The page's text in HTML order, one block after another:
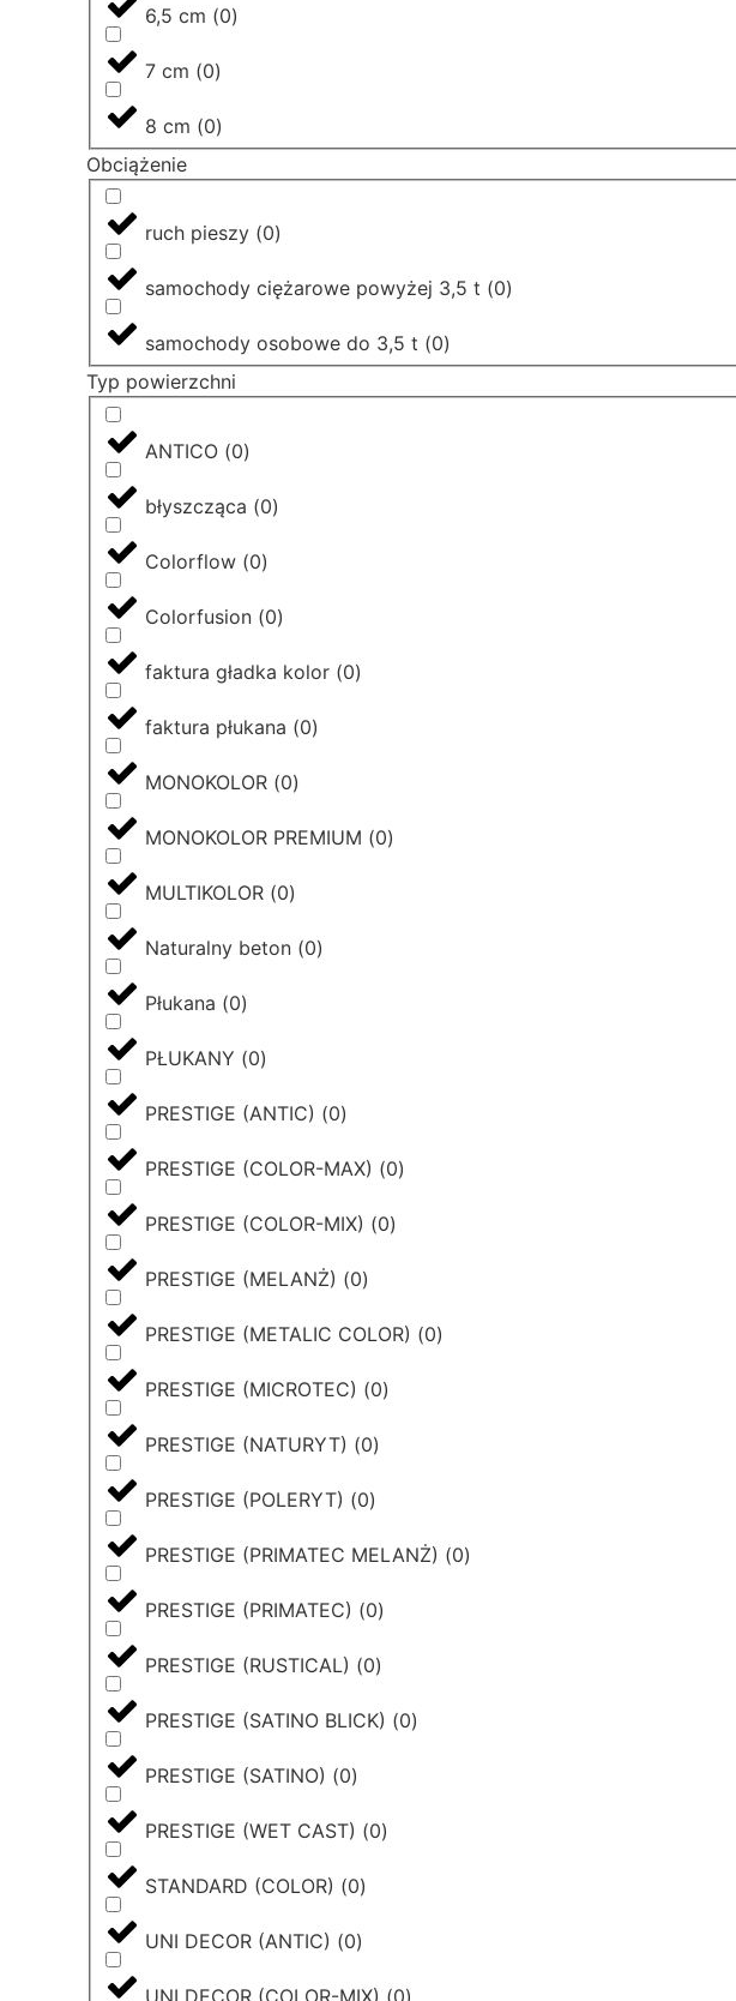
6,5 cm (0)
7 cm (0)
8 cm (0)
Obciążenie
ruch pieszy (0)
samochody ciężarowe powyżej 3,5 t (0)
samochody osobowe do 3,5 t (0)
Typ powierzchni
ANTICO (0)
błyszcząca (0)
Colorflow (0)
Colorfusion (0)
faktura gładka kolor (0)
faktura płukana (0)
MONOKOLOR (0)
MONOKOLOR PREMIUM (0)
MULTIKOLOR (0)
Naturalny beton (0)
Płukana (0)
PŁUKANY (0)
PRESTIGE (ANTIC) (0)
PRESTIGE (COLOR-MAX) (0)
PRESTIGE (COLOR-MIX) (0)
PRESTIGE (MELANŻ) (0)
PRESTIGE (METALIC COLOR) (0)
PRESTIGE (MICROTEC) (0)
PRESTIGE (NATURYT) (0)
PRESTIGE (POLERYT) (0)
PRESTIGE (PRIMATEC MELANŻ) (0)
PRESTIGE (PRIMATEC) (0)
PRESTIGE (RUSTICAL) (0)
PRESTIGE (SATINO BLICK) (0)
PRESTIGE (SATINO) (0)
PRESTIGE (WET CAST) (0)
STANDARD (COLOR) (0)
UNI DECOR (ANTIC) (0)
UNI DECOR (COLOR-MIX) (0)